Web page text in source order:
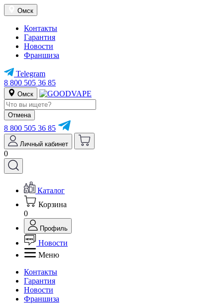
Омск
Контакты
Гарантия
Новости
Франшиза
Telegram
8 800 505 36 85
Омск
Отмена
8 800 505 36 85
Личный кабинет
0
Каталог
Корзина
0
Профиль
Новости
Меню
Контакты
Гарантия
Новости
Франшиза